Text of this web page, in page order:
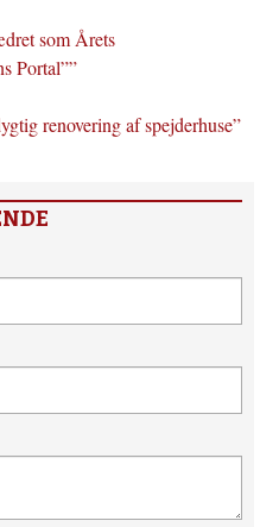
som Årets
Portal””
renovering af spejderhuse”